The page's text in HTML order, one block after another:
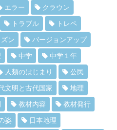
エラー クラウン
トラブル トレペ
ン バージョンアップ
中学 中学１年
人類のはじまり 公民
文明と古代国家 地理
教材内容 教材発行
姿 日本地理